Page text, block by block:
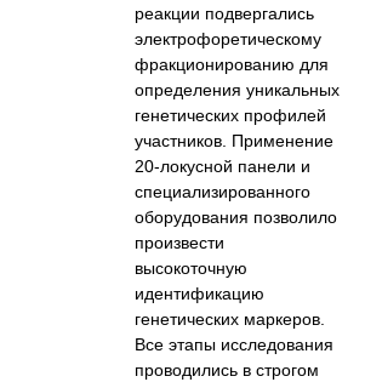
реакции подвергались
электрофоретическому
фракционированию для
определения уникальных
генетических профилей
участников. Применение
20-локусной панели и
специализированного
оборудования позволило
произвести
высокоточную
идентификацию
генетических маркеров.
Все этапы исследования
проводились в строгом